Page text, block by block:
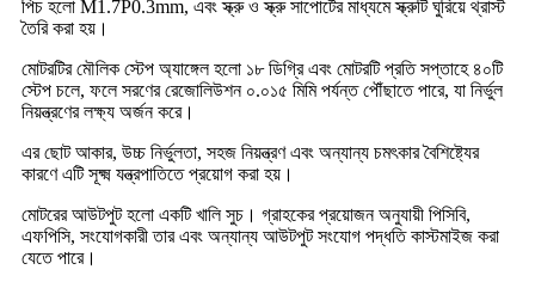
পিচ হলো M1.7P0.3mm, এবং স্ক্রু ও স্ক্রু সাপোর্টের মাধ্যমে স্ক্রুটি ঘুরিয়ে থ্রাস্ট
তৈরি করা হয়।
মোটরটির মৌলিক স্টেপ অ্যাঙ্গেল হলো ১৮ ডিগ্রি এবং মোটরটি প্রতি সপ্তাহে ৪০টি
স্টেপ চলে, ফলে সরণের রেজোলিউশন ০.০১৫ মিমি পর্যন্ত পৌঁছাতে পারে, যা নির্ভুল
নিয়ন্ত্রণের লক্ষ্য অর্জন করে।
এর ছোট আকার, উচ্চ নির্ভুলতা, সহজ নিয়ন্ত্রণ এবং অন্যান্য চমৎকার বৈশিষ্ট্যের
কারণে এটি সূক্ষ্ম যন্ত্রপাতিতে প্রয়োগ করা হয়।
মোটরের আউটপুট হলো একটি খালি সুচ। গ্রাহকের প্রয়োজন অনুযায়ী পিসিবি,
এফপিসি, সংযোগকারী তার এবং অন্যান্য আউটপুট সংযোগ পদ্ধতি কাস্টমাইজ করা
যেতে পারে।